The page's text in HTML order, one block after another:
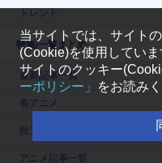
トレンド
特集/一覧まとめ
最新記事一覧
春アニメ
秋アニメ
アニメ記事一覧
当サイトでは、サイト
(Cookie)を使用していま
サイトのクッキー
ーポリシー」
をお読み